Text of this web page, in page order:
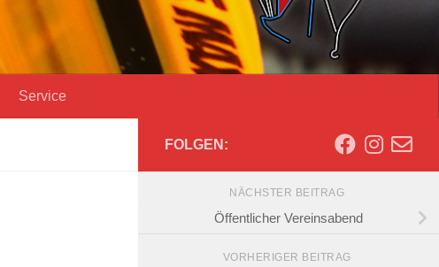
Service
FOLGEN:
NÄCHSTER BEITRAG
Öffentlicher Vereinsabend
VORHERIGER BEITRAG